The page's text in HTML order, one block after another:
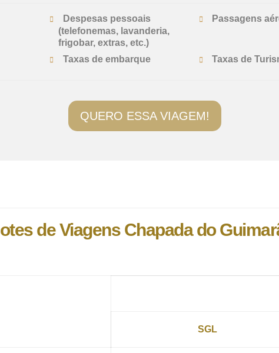
Despesas pessoais
(telefonemas, lavanderia,
frigobar, extras, etc.)
Passagens
Taxas de embarque Taxas de
QUERO ESSA VIAGEM!
de Viagens Chapada do
SGL